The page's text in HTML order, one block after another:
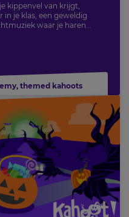
kippenvel van krijgt,
je klas, een geweldig
waar je haren...
, themed kahoots